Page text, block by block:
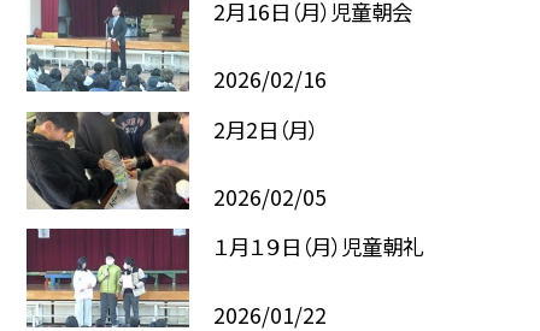
2月16日（月）児童朝会
2026/02/16
2月2日（月）
2026/02/05
１月１９日（月）児童朝礼
2026/01/22